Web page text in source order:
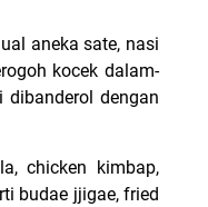
aneka sate, nasi
kocek dalam-
dengan
chicken kimbap,
budae jjigae, fried